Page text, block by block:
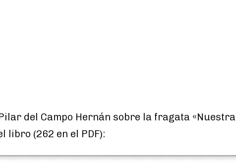
del Campo Hernán sobre la fragata «Nuestra
libro (262 en el PDF):